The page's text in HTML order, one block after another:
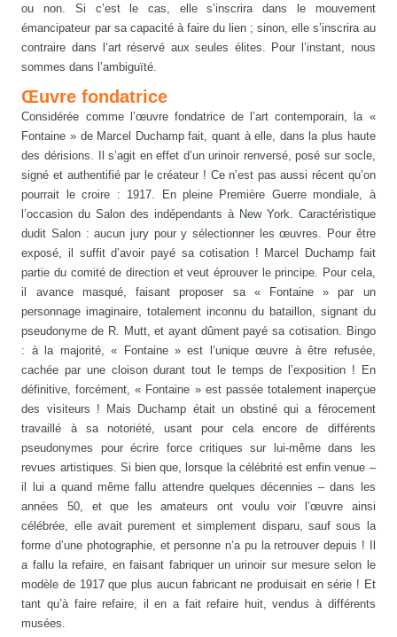
ou non. Si c’est le cas, elle s’inscrira dans le mouvement
émancipateur par sa capacité à faire du lien ; sinon, elle s’inscrira au
contraire dans l’art réservé aux seules élites. Pour l’instant, nous
sommes dans l’ambiguïté.
Œuvre fondatrice
Considérée comme l’œuvre fondatrice de l’art contemporain, la «
Fontaine » de Marcel Duchamp fait, quant à elle, dans la plus haute
des dérisions. Il s’agit en effet d’un urinoir renversé, posé sur socle,
signé et authentifié par le créateur ! Ce n’est pas aussi récent qu’on
pourrait le croire : 1917. En pleine Première Guerre mondiale, à
l’occasion du Salon des indépendants à New York. Caractéristique
dudit Salon : aucun jury pour y sélectionner les œuvres. Pour être
exposé, il suffit d’avoir payé sa cotisation ! Marcel Duchamp fait
partie du comité de direction et veut éprouver le principe. Pour cela,
il avance masqué, faisant proposer sa « Fontaine » par un
personnage imaginaire, totalement inconnu du bataillon, signant du
pseudonyme de R. Mutt, et ayant dûment payé sa cotisation. Bingo
: à la majorité, « Fontaine » est l’unique œuvre à être refusée,
cachée par une cloison durant tout le temps de l’exposition ! En
définitive, forcément, « Fontaine » est passée totalement inaperçue
des visiteurs ! Mais Duchamp était un obstiné qui a férocement
travaillé à sa notoriété, usant pour cela encore de différents
pseudonymes pour écrire force critiques sur lui-même dans les
revues artistiques. Si bien que, lorsque la célébrité est enfin venue –
il lui a quand même fallu attendre quelques décennies – dans les
années 50, et que les amateurs ont voulu voir l’œuvre ainsi
célébrée, elle avait purement et simplement disparu, sauf sous la
forme d’une photographie, et personne n’a pu la retrouver depuis ! Il
a fallu la refaire, en faisant fabriquer un urinoir sur mesure selon le
modèle de 1917 que plus aucun fabricant ne produisait en série ! Et
tant qu’à faire refaire, il en a fait refaire huit, vendus à différents
musées.